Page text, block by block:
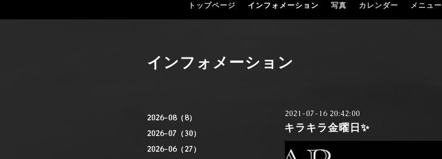
トップページ インフォメーション 写真 カレンダー メニュー
2026-08（8）
2026-07（30）
2026-06（27）
インフォメーション
2021-07-16 20:42:00
キラキラ金曜日✨